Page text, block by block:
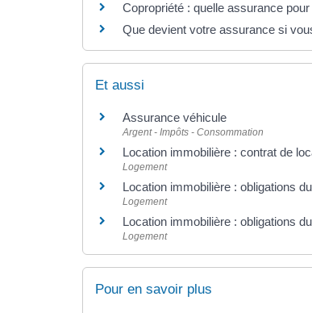
Copropriété : quelle assurance
Que devient votre assurance si
Et aussi
Assurance véhicule
Argent - Impôts - Consommation
Location immobilière : contrat de
Logement
Location immobilière : obligations
Logement
Location immobilière : obligations
Logement
Pour en savoir plus